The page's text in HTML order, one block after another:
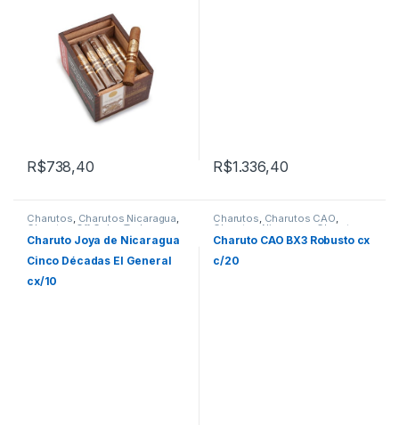
R$738,40 R$1.336,40
Charutos, Charutos Nicaragua,
Charutos Off Cuba ,Todos
Produtos
Charuto Joya de Nicaragua
Cinco Décadas El General
cx/10
Charutos, Charutos CAO,
Charutos Nicaragua Charutos
Off Cuba
Charuto CAO BX3 Robusto cx
c/20